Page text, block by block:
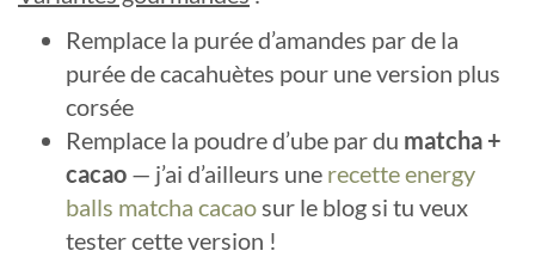
Remplace la purée d’amandes par de la
purée de cacahuètes pour une version plus
corsée
Remplace la poudre d’ube par du matcha +
cacao — j’ai d’ailleurs une recette energy
balls matcha cacaosur le blog si tu veux
tester cette version !